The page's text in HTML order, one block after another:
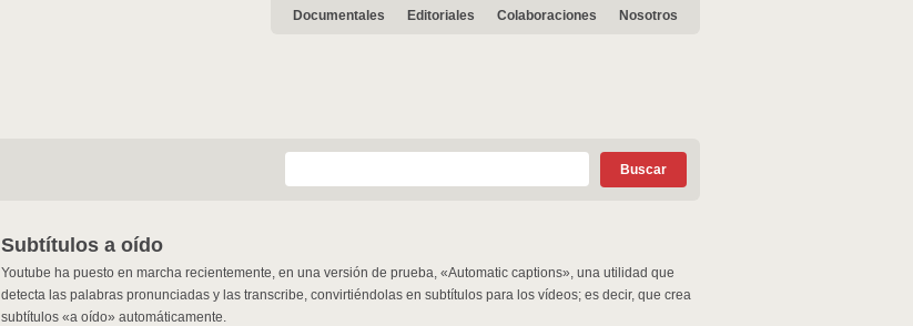
Documentales Editoriales Colaboraciones Nosotros
Subtítulos a oído
Youtube ha puesto en marcha recientemente, en una versión de prueba, «Automatic captions», una utilidad que
detecta las palabras pronunciadas y las transcribe, convirtiéndolas en subtítulos para los vídeos; es decir, que crea
subtítulos «a oído» automáticamente.